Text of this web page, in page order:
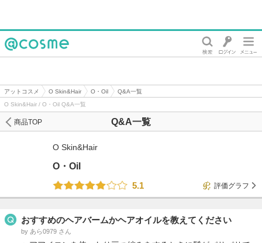
アットコスメ O Skin&Hair O・Oil
Q&A一覧
O Skin&Hair / O・Oil Q&A一覧
Q&A一覧
商品TOP
O Skin&Hair
O・Oil
5.1
評価グラフ
おすすめのヘアバームかヘアオイルを教えてください
by あら0979 さん